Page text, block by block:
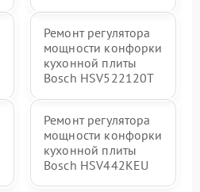
Ремонт регулятора
мощности конфорки
кухонной плиты
Bosch HSV522120T
Ремонт регулятора
мощности конфорки
кухонной плиты
Bosch HSV442KEU